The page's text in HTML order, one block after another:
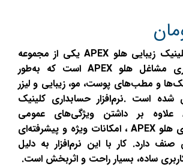
نرم‌افزار حسابداری کلینیک زیبایی هلو APEX یکی از مجموعه
نرم‌افزارهای حسابداری مشاغل هلو APEX است که به‌طور
و مطب‌های پوست، مو، زیبایی و لیزر
شده است .نرم‌افزار حسابداری کلینیک
زیبایی هلو APEX علاوه بر داشتن ویژگی‌های عمومی
نرم‌افزارهای حسابداری هلو APEX ، امکانات ویژه و پیشرفته‌ای
صنف دارد. کار با این نرم‌افزار به دلیل
ساده، بسیار راحت و اثربخش است.